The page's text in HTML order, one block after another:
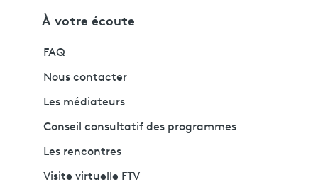
À votre écoute
FAQ
Nous contacter
Les médiateurs
Conseil consultatif des programmes
Les rencontres
Visite virtuelle FTV